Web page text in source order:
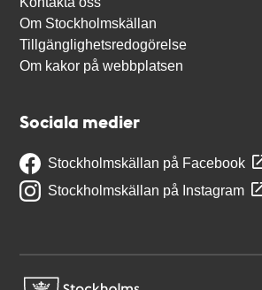
Om Stockholmskällan
Tillgänglighetsredogörelse
Om kakor på webbplatsen
Sociala medier
Stockholmskällan på Facebook
Stockholmskällan på Instagram